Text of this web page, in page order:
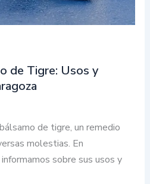
de Tigre: Usos y
de tigre, un remedio
molestias. En
sobre sus usos y